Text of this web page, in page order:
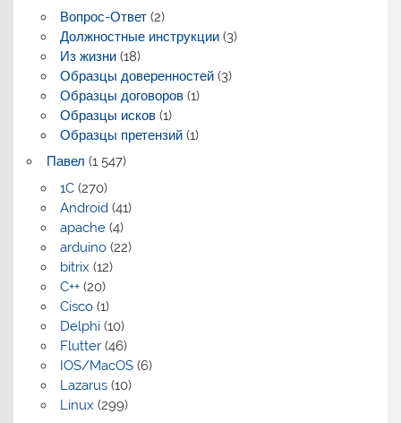
Вопрос-Ответ(2)
Должностные инструкции(3)
Из жизни(18)
Образцы доверенностей(3)
Образцы договоров(1)
Образцы исков(1)
Образцы претензий(1)
Павел (1 547)
1C(270)
Android(41)
apache(4)
arduino(22)
bitrix (12)
C++(20)
Cisco(1)
Delphi(10)
Flutter(46)
IOS/MacOS(6)
Lazarus(10)
Linux (299)